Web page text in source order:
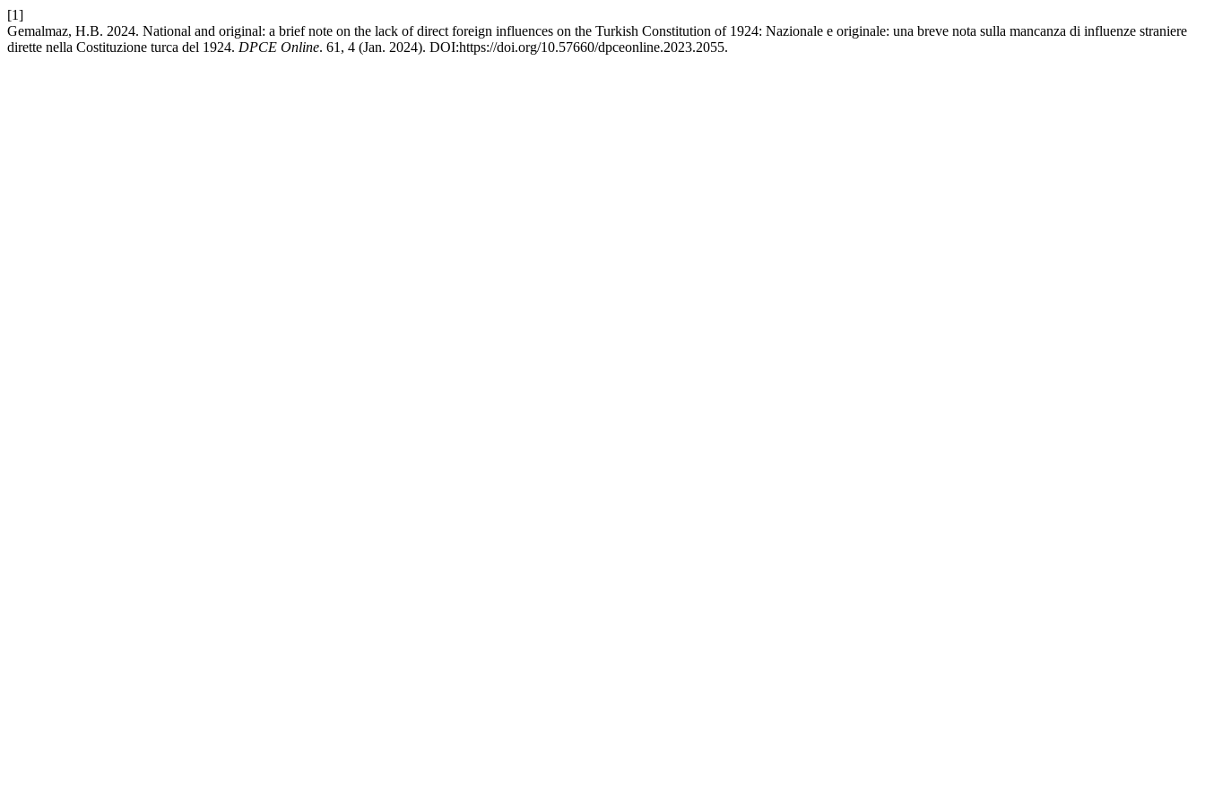
[1]
Gemalmaz, H.B. 2024. National and original: a brief note on the lack of direct foreign influences on the Turkish Constitution of 1924: Nazionale e originale: una breve nota sulla mancanza di influenze straniere
dirette nella Costituzione turca del 1924. DPCE Online. 61, 4 (Jan. 2024). DOI:https://doi.org/10.57660/dpceonline.2023.2055.